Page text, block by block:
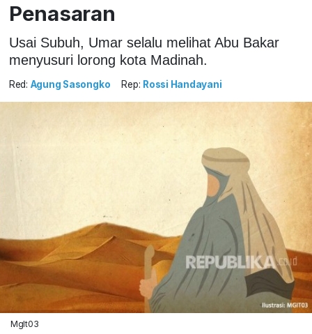
Penasaran
Usai Subuh, Umar selalu melihat Abu Bakar
menyusuri lorong kota Madinah.
Red: Agung Sasongko Rep: Rossi Handayani
MgIt03